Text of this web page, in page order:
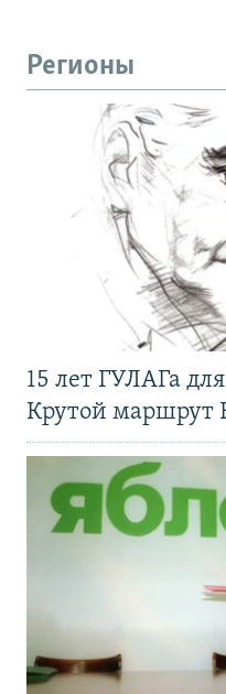
Регионы
15 лет ГУЛАГа
Крутой маршрут